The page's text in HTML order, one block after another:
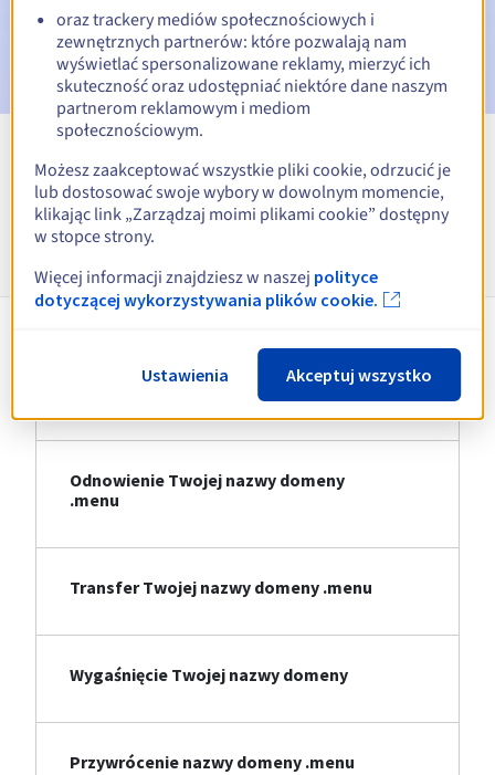
E-mail po Redemption Grace Periodpowiadamiający o
usunięciu nazwy domeny
Zobacz wszystkie rozszerzenia
Informacje o .menu
Rejestracja Twojej nazwy domeny
Odnowienie Twojej nazwy domeny
.menu
Transfer Twojej nazwy domeny .menu
Wygaśnięcie Twojej nazwy domeny
Przywrócenie nazwy domeny .menu
oraz trackery mediów społecznościowych i
zewnętrznych partnerów: które pozwalają nam
wyświetlać spersonalizowane reklamy, mierzyć ich
skuteczność oraz udostępniać niektóre dane naszym
partnerom reklamowym i mediom
społecznościowym.
Możesz zaakceptować wszystkie pliki cookie, odrzucić je
lub dostosować swoje wybory w dowolnym momencie,
klikając link „Zarządzaj moimi plikami cookie” dostępny
w stopce strony.
Więcej informacji znajdziesz w naszej polityce
dotyczącej wykorzystywania plików cookie.
Ustawienia Akceptuj wszystko